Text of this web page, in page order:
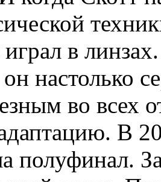
в
настолько
во всех
В
полуфинал.